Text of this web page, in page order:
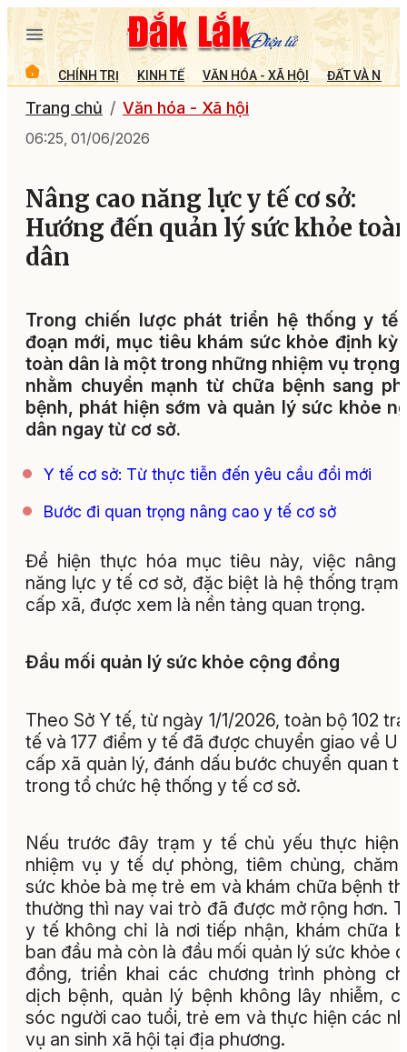
CHÍNH TRỊ KINH TẾ VĂN HÓA - XÃ HỘI ĐẤT VÀ
Trang chủ Văn hóa - Xã hội
06:25, 01/06/2026
Nâng cao năng lực y tế cơ sở:
Hướng đến quản lý sức khỏe
dân
Trong chiến lược phát triển hệ thống y tế
đoạn mới, mục tiêu khám sức khỏe định kỳ
toàn dân là một trong những nhiệm vụ trọng
nhằm chuyển mạnh từ chữa bệnh sang
bệnh, phát hiện sớm và quản lý sức khỏe
dân ngay từ cơ sở.
Y tế cơ sở: Từ thực tiễn đến yêu cầu đổi mới
Bước đi quan trọng nâng cao y tế cơ sở
Để hiện thực hóa mục tiêu này, việc nâng
năng lực y tế cơ sở, đặc biệt là hệ thống trạm
cấp xã, được xem là nền tảng quan trọng.
Đầu mối quản lý sức khỏe cộng đồng
Theo Sở Y tế, từ ngày 1/1/2026, toàn bộ 102
tế và 177 điểm y tế đã được chuyển giao về
cấp xã quản lý, đánh dấu bước chuyển quan
trong tổ chức hệ thống y tế cơ sở.
Nếu trước đây trạm y tế chủ yếu thực hiện
nhiệm vụ y tế dự phòng, tiêm chủng, chăm
sức khỏe bà mẹ trẻ em và khám chữa bệnh
thường thì nay vai trò đã được mở rộng hơn.
y tế không chỉ là nơi tiếp nhận, khám chữa
ban đầu mà còn là đầu mối quản lý sức khỏe
đồng, triển khai các chương trình phòng
dịch bệnh, quản lý bệnh không lây nhiễm,
sóc người cao tuổi, trẻ em và thực hiện các
vụ an sinh xã hội tại địa phương.